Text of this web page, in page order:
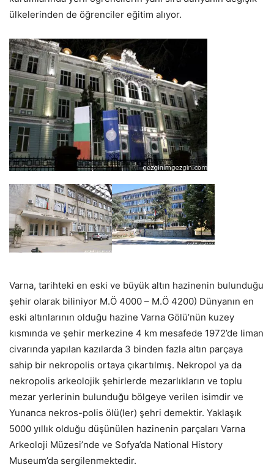
ülkelerinden de öğrenciler eğitim alıyor.
Varna, tarihteki en eski ve büyük altın hazinenin bulunduğu
şehir olarak biliniyor M.Ö 4000 – M.Ö 4200) Dünyanın en
eski altınlarının olduğu hazine Varna Gölü’nün kuzey
kısmında ve şehir merkezine 4 km mesafede 1972’de liman
civarında yapılan kazılarda 3 binden fazla altın parçaya
sahip bir nekropolis ortaya çıkartılmış. Nekropol ya da
nekropolis arkeolojik şehirlerde mezarlıkların ve toplu
mezar yerlerinin bulunduğu bölgeye verilen isimdir ve
Yunanca nekros-polis ölü(ler) şehri demektir. Yaklaşık
5000 yıllık olduğu düşünülen hazinenin parçaları Varna
Arkeoloji Müzesi’nde ve Sofya’da National History
Museum’da sergilenmektedir.